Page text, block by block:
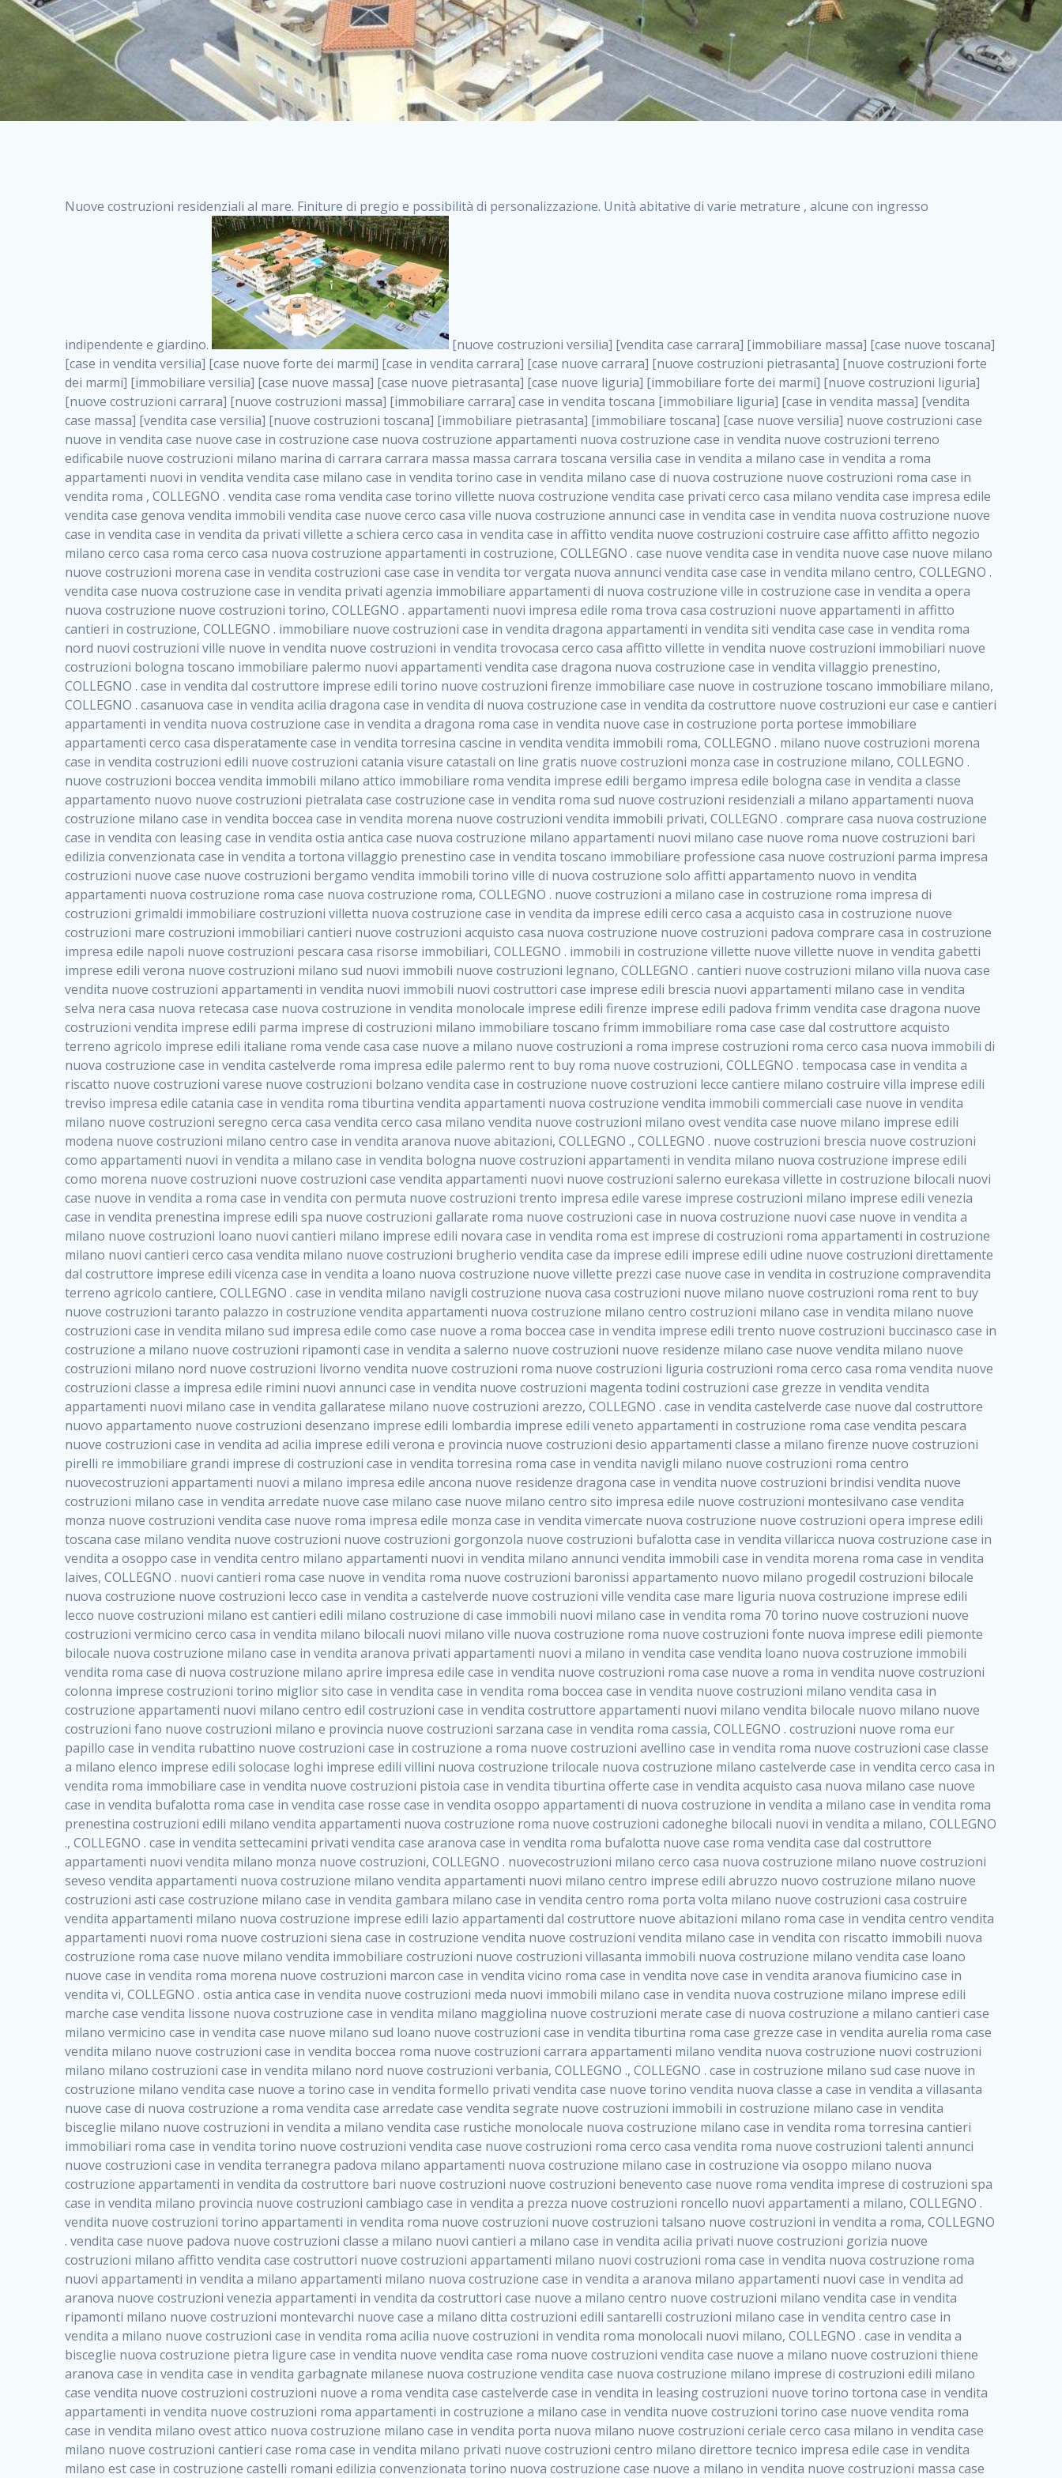
Nuove costruzioni residenziali al mare. Finiture di pregio e possibilità di personalizzazione. Unità abitative di varie metrature , alcune con ingresso
indipendente e giardino. [nuove costruzioni versilia] [vendita case carrara] [immobiliare massa] [case nuove toscana] [case in vendita versilia] [case nuove forte dei marmi] [case in vendita carrara] [case nuove carrara] [nuove costruzioni pietrasanta] [nuove costruzioni forte dei marmi] [immobiliare versilia] [case nuove massa] [case nuove pietrasanta] [case nuove liguria] [immobiliare forte dei marmi] [nuove costruzioni liguria] [nuove costruzioni carrara] [nuove costruzioni massa] [immobiliare carrara] case in vendita toscana [immobiliare liguria] [case in vendita massa] [vendita case massa] [vendita case versilia] [nuove costruzioni toscana] [immobiliare pietrasanta] [immobiliare toscana] [case nuove versilia] nuove costruzioni case nuove in vendita case nuove case in costruzione case nuova costruzione appartamenti nuova costruzione case in vendita nuove costruzioni terreno edificabile nuove costruzioni milano marina di carrara carrara massa massa carrara toscana versilia case in vendita a milano case in vendita a roma appartamenti nuovi in vendita vendita case milano case in vendita torino case in vendita milano case di nuova costruzione nuove costruzioni roma case in vendita roma , COLLEGNO . vendita case roma vendita case torino villette nuova costruzione vendita case privati cerco casa milano vendita case impresa edile vendita case genova vendita immobili vendita case nuove cerco casa ville nuova costruzione annunci case in vendita case in vendita nuova costruzione nuove case in vendita case in vendita da privati villette a schiera cerco casa in vendita case in affitto vendita nuove costruzioni costruire case affitto affitto negozio milano cerco casa roma cerco casa nuova costruzione appartamenti in costruzione, COLLEGNO . case nuove vendita case in vendita nuove case nuove milano nuove costruzioni morena case in vendita costruzioni case case in vendita tor vergata nuova annunci vendita case case in vendita milano centro, COLLEGNO . vendita case nuova costruzione case in vendita privati agenzia immobiliare appartamenti di nuova costruzione ville in costruzione case in vendita a opera nuova costruzione nuove costruzioni torino, COLLEGNO . appartamenti nuovi impresa edile roma trova casa costruzioni nuove appartamenti in affitto cantieri in costruzione, COLLEGNO . immobiliare nuove costruzioni case in vendita dragona appartamenti in vendita siti vendita case case in vendita roma nord nuovi costruzioni ville nuove in vendita nuove costruzioni in vendita trovocasa cerco casa affitto villette in vendita nuove costruzioni immobiliari nuove costruzioni bologna toscano immobiliare palermo nuovi appartamenti vendita case dragona nuova costruzione case in vendita villaggio prenestino, COLLEGNO . case in vendita dal costruttore imprese edili torino nuove costruzioni firenze immobiliare case nuove in costruzione toscano immobiliare milano, COLLEGNO . casanuova case in vendita acilia dragona case in vendita di nuova costruzione case in vendita da costruttore nuove costruzioni eur case e cantieri appartamenti in vendita nuova costruzione case in vendita a dragona roma case in vendita nuove case in costruzione porta portese immobiliare appartamenti cerco casa disperatamente case in vendita torresina cascine in vendita vendita immobili roma, COLLEGNO . milano nuove costruzioni morena case in vendita costruzioni edili nuove costruzioni catania visure catastali on line gratis nuove costruzioni monza case in costruzione milano, COLLEGNO . nuove costruzioni boccea vendita immobili milano attico immobiliare roma vendita imprese edili bergamo impresa edile bologna case in vendita a classe appartamento nuovo nuove costruzioni pietralata case costruzione case in vendita roma sud nuove costruzioni residenziali a milano appartamenti nuova costruzione milano case in vendita boccea case in vendita morena nuove costruzioni vendita immobili privati, COLLEGNO . comprare casa nuova costruzione case in vendita con leasing case in vendita ostia antica case nuova costruzione milano appartamenti nuovi milano case nuove roma nuove costruzioni bari edilizia convenzionata case in vendita a tortona villaggio prenestino case in vendita toscano immobiliare professione casa nuove costruzioni parma impresa costruzioni nuove case nuove costruzioni bergamo vendita immobili torino ville di nuova costruzione solo affitti appartamento nuovo in vendita appartamenti nuova costruzione roma case nuova costruzione roma, COLLEGNO . nuove costruzioni a milano case in costruzione roma impresa di costruzioni grimaldi immobiliare costruzioni villetta nuova costruzione case in vendita da imprese edili cerco casa a acquisto casa in costruzione nuove costruzioni mare costruzioni immobiliari cantieri nuove costruzioni acquisto casa nuova costruzione nuove costruzioni padova comprare casa in costruzione impresa edile napoli nuove costruzioni pescara casa risorse immobiliari, COLLEGNO . immobili in costruzione villette nuove villette nuove in vendita gabetti imprese edili verona nuove costruzioni milano sud nuovi immobili nuove costruzioni legnano, COLLEGNO . cantieri nuove costruzioni milano villa nuova case vendita nuove costruzioni appartamenti in vendita nuovi immobili nuovi costruttori case imprese edili brescia nuovi appartamenti milano case in vendita selva nera casa nuova retecasa case nuova costruzione in vendita monolocale imprese edili firenze imprese edili padova frimm vendita case dragona nuove costruzioni vendita imprese edili parma imprese di costruzioni milano immobiliare toscano frimm immobiliare roma case case dal costruttore acquisto terreno agricolo imprese edili italiane roma vende casa case nuove a milano nuove costruzioni a roma imprese costruzioni roma cerco casa nuova immobili di nuova costruzione case in vendita castelverde roma impresa edile palermo rent to buy roma nuove costruzioni, COLLEGNO . tempocasa case in vendita a riscatto nuove costruzioni varese nuove costruzioni bolzano vendita case in costruzione nuove costruzioni lecce cantiere milano costruire villa imprese edili treviso impresa edile catania case in vendita roma tiburtina vendita appartamenti nuova costruzione vendita immobili commerciali case nuove in vendita milano nuove costruzioni seregno cerca casa vendita cerco casa milano vendita nuove costruzioni milano ovest vendita case nuove milano imprese edili modena nuove costruzioni milano centro case in vendita aranova nuove abitazioni, COLLEGNO ., COLLEGNO . nuove costruzioni brescia nuove costruzioni como appartamenti nuovi in vendita a milano case in vendita bologna nuove costruzioni appartamenti in vendita milano nuova costruzione imprese edili como morena nuove costruzioni nuove costruzioni case vendita appartamenti nuovi nuove costruzioni salerno eurekasa villette in costruzione bilocali nuovi case nuove in vendita a roma case in vendita con permuta nuove costruzioni trento impresa edile varese imprese costruzioni milano imprese edili venezia case in vendita prenestina imprese edili spa nuove costruzioni gallarate roma nuove costruzioni case in nuova costruzione nuovi case nuove in vendita a milano nuove costruzioni loano nuovi cantieri milano imprese edili novara case in vendita roma est imprese di costruzioni roma appartamenti in costruzione milano nuovi cantieri cerco casa vendita milano nuove costruzioni brugherio vendita case da imprese edili imprese edili udine nuove costruzioni direttamente dal costruttore imprese edili vicenza case in vendita a loano nuova costruzione nuove villette prezzi case nuove case in vendita in costruzione compravendita terreno agricolo cantiere, COLLEGNO . case in vendita milano navigli costruzione nuova casa costruzioni nuove milano nuove costruzioni roma rent to buy nuove costruzioni taranto palazzo in costruzione vendita appartamenti nuova costruzione milano centro costruzioni milano case in vendita milano nuove costruzioni case in vendita milano sud impresa edile como case nuove a roma boccea case in vendita imprese edili trento nuove costruzioni buccinasco case in costruzione a milano nuove costruzioni ripamonti case in vendita a salerno nuove costruzioni nuove residenze milano case nuove vendita milano nuove costruzioni milano nord nuove costruzioni livorno vendita nuove costruzioni roma nuove costruzioni liguria costruzioni roma cerco casa roma vendita nuove costruzioni classe a impresa edile rimini nuovi annunci case in vendita nuove costruzioni magenta todini costruzioni case grezze in vendita vendita appartamenti nuovi milano case in vendita gallaratese milano nuove costruzioni arezzo, COLLEGNO . case in vendita castelverde case nuove dal costruttore nuovo appartamento nuove costruzioni desenzano imprese edili lombardia imprese edili veneto appartamenti in costruzione roma case vendita pescara nuove costruzioni case in vendita ad acilia imprese edili verona e provincia nuove costruzioni desio appartamenti classe a milano firenze nuove costruzioni pirelli re immobiliare grandi imprese di costruzioni case in vendita torresina roma case in vendita navigli milano nuove costruzioni roma centro nuovecostruzioni appartamenti nuovi a milano impresa edile ancona nuove residenze dragona case in vendita nuove costruzioni brindisi vendita nuove costruzioni milano case in vendita arredate nuove case milano case nuove milano centro sito impresa edile nuove costruzioni montesilvano case vendita monza nuove costruzioni vendita case nuove roma impresa edile monza case in vendita vimercate nuova costruzione nuove